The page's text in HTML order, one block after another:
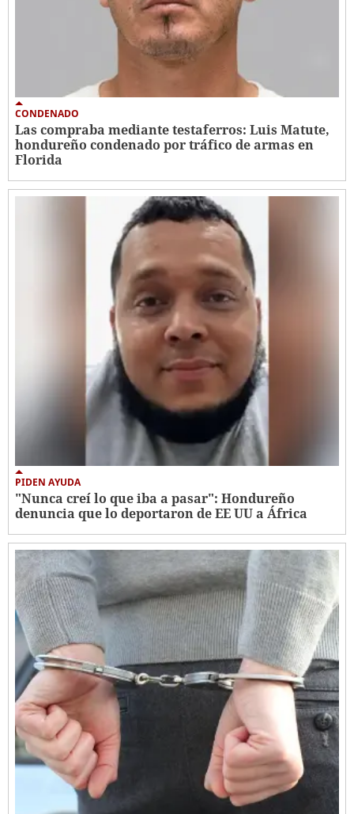
CONDENADO
Las compraba mediante testaferros: Luis Matute,
hondureño condenado por tráfico de armas en
Florida
PIDEN AYUDA
"Nunca creí lo que iba a pasar": Hondureño
denuncia que lo deportaron de EE UU a África